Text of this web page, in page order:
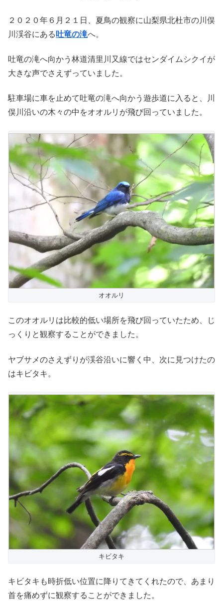
２０２０年６月２１日、夏鳥の観察に山梨県北杜市の川俣
川渓谷にある 吐竜の滝へ。
吐竜の滝へ向かう林道清里川又線ではセンダイムシクイが
大きな声でさえずっていました。
駐車場に車を止めて吐竜の滝へ向かう遊歩道に入ると、川
俣川沿いの木々の中をオオルリが飛び回っていました。
オオルリ
このオオルリは比較的低い場所を飛び回っていたため、じ
っくりと観察することができました。
ヤブサメのさえずりが渓谷沿いに響く中、次に見つけたの
はキビタキ。
キビタキ
キビタキも時折低い位置に降りてきてくれたので、あまり
首を痛めずに観察することができました。